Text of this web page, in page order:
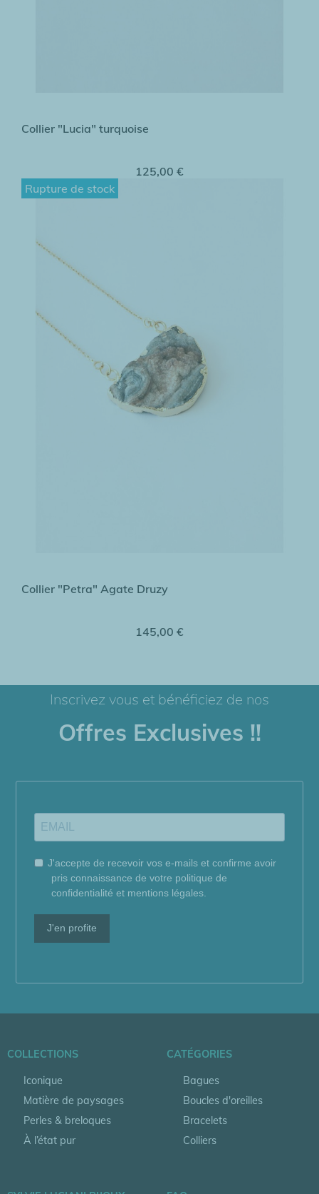
Collier "Lucia" turquoise
125,00 €
Rupture de stock
Collier "Petra" Agate Druzy
145,00 €
Inscrivez vous et bénéficiez de nos
Offres Exclusives !!
J'accepte de recevoir vos e-mails et confirme avoir
pris connaissance de votre politique de
confidentialité et mentions légales.
J'en profite
COLLECTIONS
Iconique
Matière de paysages
Perles & breloques
À l’état pur
CATÉGORIES
Bagues
Boucles d'oreilles
Bracelets
Colliers